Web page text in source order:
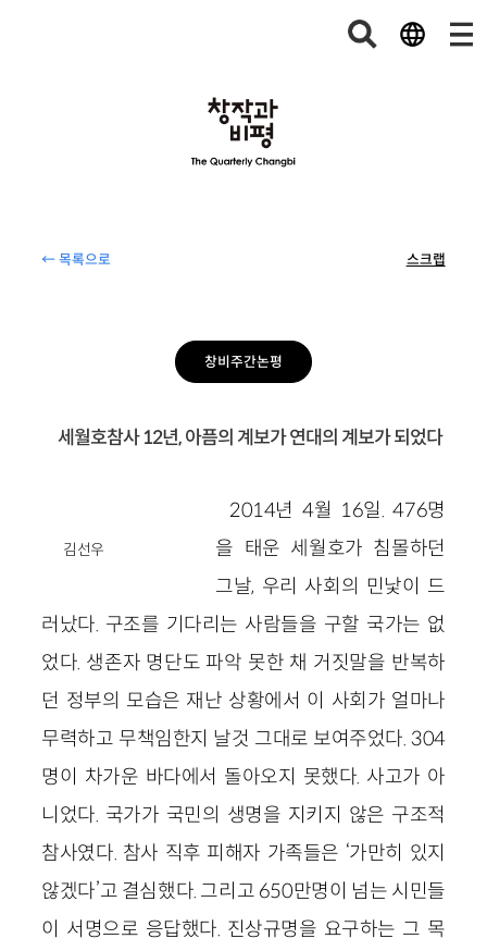
← 목록으로 스크랩
창비주간논평
세월호참사 12년, 아픔의 계보가 연대의 계보가 되었다
김선우
2014년 4월 16일. 476명
을 태운 세월호가 침몰하던
그날, 우리 사회의 민낯이 드
러났다. 구조를 기다리는 사람들을 구할 국가는 없
었다. 생존자 명단도 파악 못한 채 거짓말을 반복하
던 정부의 모습은 재난 상황에서 이 사회가 얼마나
무력하고 무책임한지 날것 그대로 보여주었다. 304
명이 차가운 바다에서 돌아오지 못했다. 사고가 아
니었다. 국가가 국민의 생명을 지키지 않은 구조적
참사였다. 참사 직후 피해자 가족들은 ‘가만히 있지
않겠다’고 결심했다. 그리고 650만명이 넘는 시민들
이 서명으로 응답했다. 진상규명을 요구하는 그 목